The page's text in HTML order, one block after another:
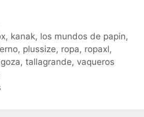
, kanak, los mundos de papin,
, plussize, ropa, ropaxl,
, tallagrande, vaqueros